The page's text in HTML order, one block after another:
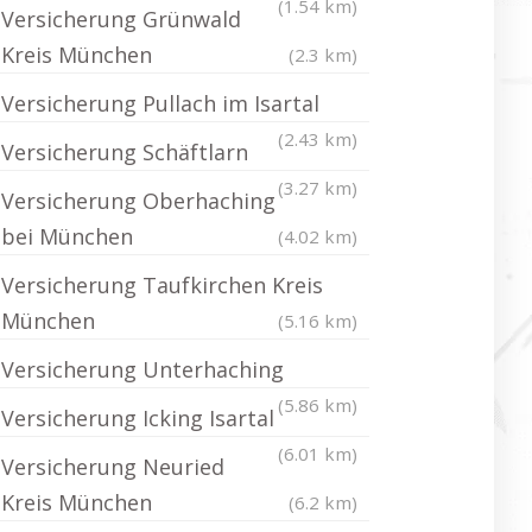
(1.54 km)
Versicherung Grünwald
Kreis München
(2.3 km)
Versicherung Pullach im Isartal
(2.43 km)
Versicherung Schäftlarn
(3.27 km)
Versicherung Oberhaching
bei München
(4.02 km)
Versicherung Taufkirchen Kreis
München
(5.16 km)
Versicherung Unterhaching
(5.86 km)
Versicherung Icking Isartal
(6.01 km)
Versicherung Neuried
Kreis München
(6.2 km)